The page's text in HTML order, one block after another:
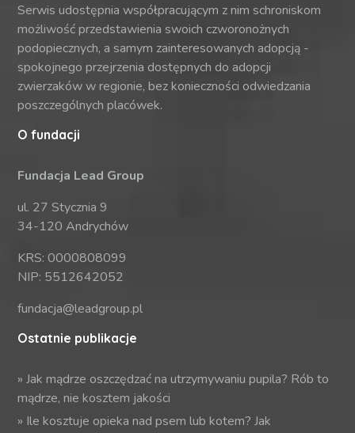
Serwis udostępnia współpracującym z nim schroniskom
możliwość przedstawienia swoich czworonożnych
podopiecznych, a samym zainteresowanych adopcją -
spokojnego przejrzenia dostępnych do adopcji
zwierzaków w regionie, bez konieczności odwiedzania
poszczególnych placówek.
O fundacji
Fundacja Lead Group
ul. 27 Stycznia 9
34-120 Andrychów
KRS: 0000808099
NIP: 5512642052
fundacja@leadgroup.pl
Ostatnie publikacje
»Jak mądrze oszczędzać na utrzymywaniu pupila? Rób to
mądrze, nie kosztem jakości
» Ile kosztuje opieka nad psem lub kotem? Jak